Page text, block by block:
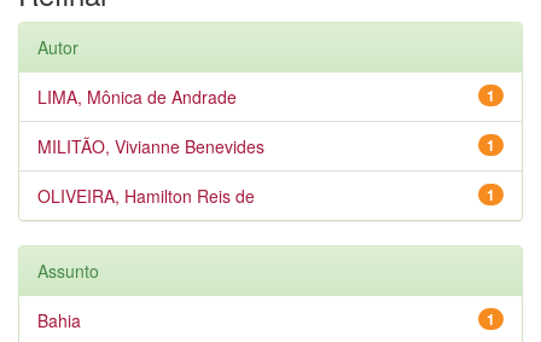
Autor
1
LIMA, Mônica de Andrade
1
MILITÃO, Vivianne Benevides
1
OLIVEIRA, Hamilton Reis de
Assunto
1
Bahia